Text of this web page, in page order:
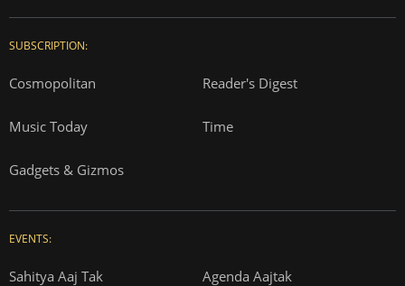
SUBSCRIPTION:
Cosmopolitan Reader's Digest
Music Today Time
Gadgets & Gizmos
EVENTS:
Sahitya Aaj Tak Agenda Aajtak